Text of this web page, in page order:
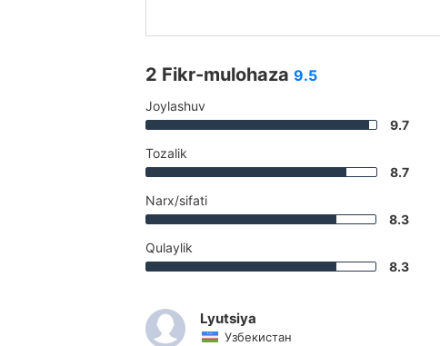
2 Fikr-mulohaza 9.5
Joylashuv
9.7
Tozalik
8.7
Narx/sifati
8.3
Qulaylik
8.3
Lyutsiya
Узбекистан